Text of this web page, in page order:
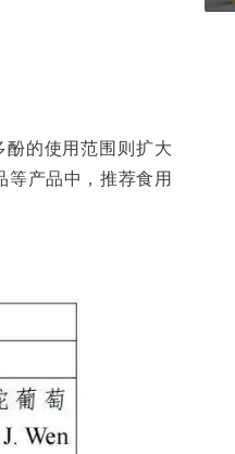
的使用范围则扩大
等产品中，推荐食用